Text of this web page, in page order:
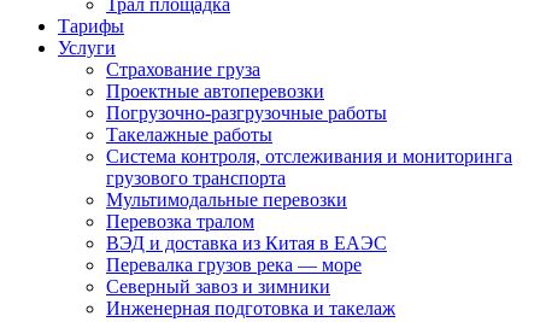
Трал площадка
Тарифы
Услуги
Страхование груза
Проектные автоперевозки
Погрузочно-разгрузочные работы
Такелажные работы
Система контроля, отслеживания и мониторинга
грузового транспорта
Мультимодальные перевозки
Перевозка тралом
ВЭД и доставка из Китая в ЕАЭС
Перевалка грузов река — море
Северный завоз и зимники
Инженерная подготовка и такелаж